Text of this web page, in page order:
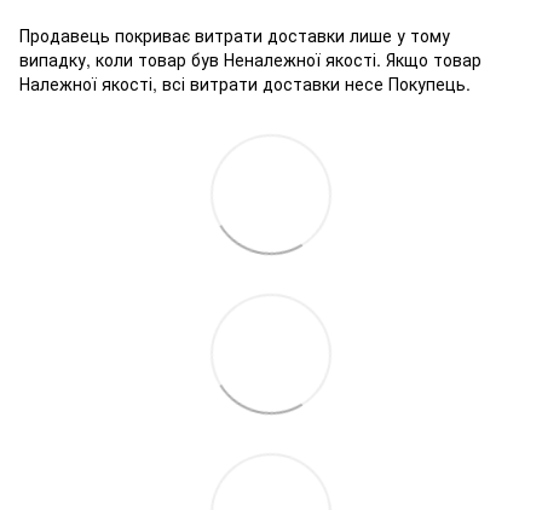
Продавець покриває витрати доставки лише у тому
випадку, коли товар був Неналежної якості. Якщо товар
Належної якості, всі витрати доставки несе Покупець.